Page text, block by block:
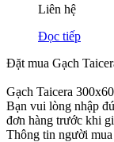
Liên hệ
Đọc tiếp
Đặt mua Gạch
Gạch Taicera
Bạn vui lòng nhập
đơn hàng trước khi
Thông tin người mua